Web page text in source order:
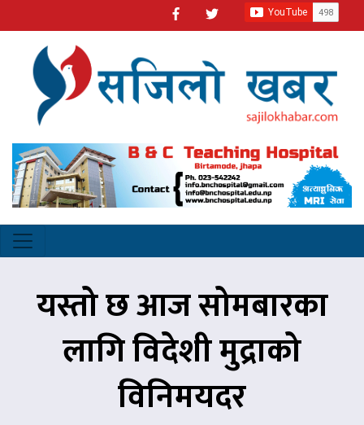
यस्तो छ आज सोमबारका
लागि विदेशी मुद्राको
विनिमयदर